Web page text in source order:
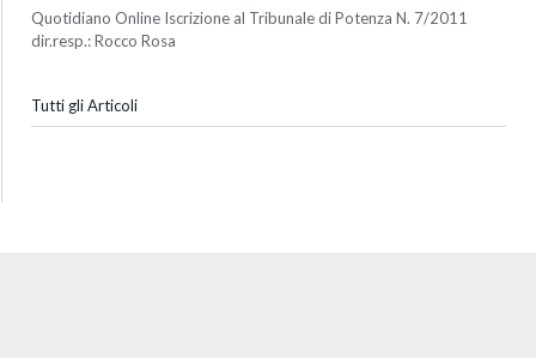
Quotidiano Online Iscrizione al Tribunale di Potenza N. 7/2011
dir.resp.: Rocco Rosa
Tutti gli Articoli